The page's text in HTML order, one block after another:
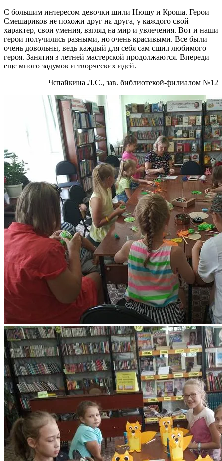
С большим интересом девочки шили Нюшу и Кроша. Герои
Смешариков не похожи друг на друга, у каждого свой
характер, свои умения, взгляд на мир и увлечения. Вот и наши
герои получились разными, но очень красивыми. Все были
очень довольны, ведь каждый для себя сам сшил любимого
героя. Занятия в летней мастерской продолжаются. Впереди
еще много задумок и творческих идей.
Чепайкина Л.С., зав. библиотекой-филиалом №12